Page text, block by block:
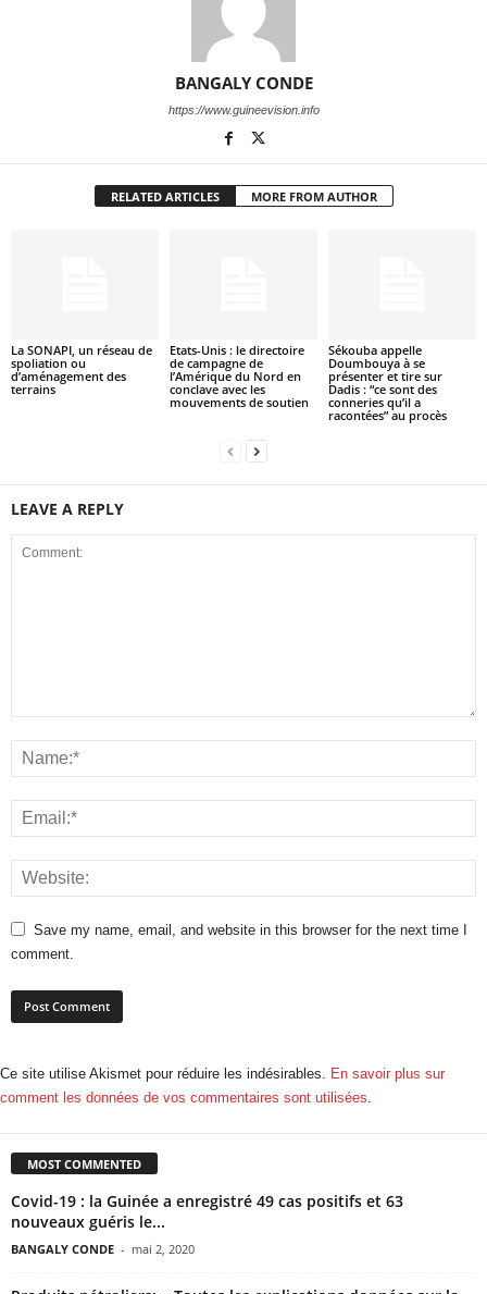
BANGALY CONDE
https://www.guineevision.info
RELATED ARTICLES MORE FROM AUTHOR
La SONAPI, un réseau de
spoliation ou
d’aménagement des
terrains
Etats-Unis : le directoire
de campagne de
l’Amérique du Nord en
conclave avec les
mouvements de soutien
Sékouba appelle
Doumbouya à se
présenter et tire sur
Dadis : “ce sont des
conneries qu’il a
racontées” au procès
LEAVE A REPLY
Save my name, email, and website in this browser for the next time I
comment.
Ce site utilise Akismet pour réduire les indésirables. En savoir plus sur
comment les données de vos commentaires sont utilisées.
MOST COMMENTED
Covid-19 : la Guinée a enregistré 49 cas positifs et 63
nouveaux guéris le...
BANGALY CONDE - mai 2, 2020